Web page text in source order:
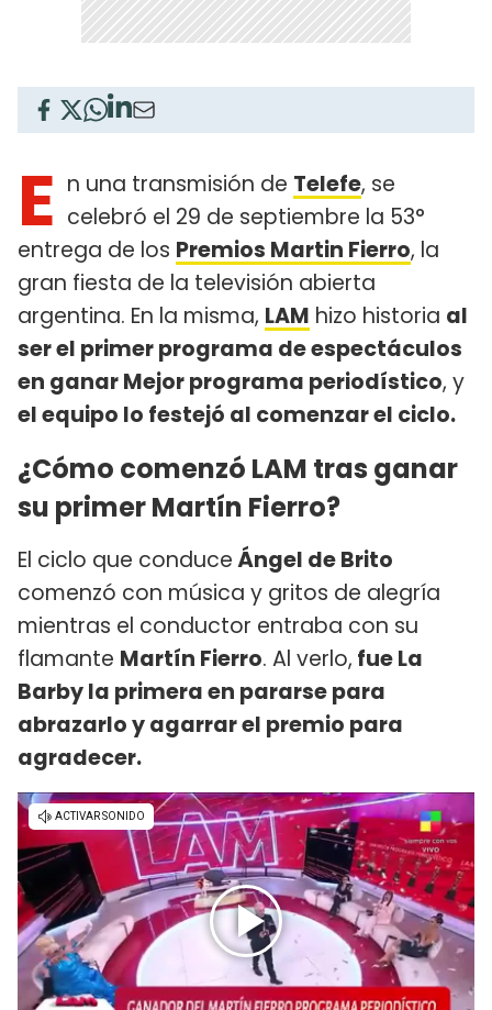
E n una transmisión de Telefe, se
celebró el 29 de septiembre la 53°
entrega de los Premios Martin Fierro, la
gran fiesta de la televisión abierta
argentina. En la misma, LAM hizo historia al
ser el primer programa de espectáculos
en ganar Mejor programa periodístico, y
el equipo lo festejó al comenzar el ciclo.
¿Cómo comenzó LAM tras ganar
su primer Martín Fierro?
El ciclo que conduceÁngel de Brito
comenzó con música y gritos de alegría
mientras el conductor entraba con su
flamante Martín Fierro. Al verlo, fue La
Barby la primera en pararse para
abrazarlo y agarrar el premio para
agradecer.